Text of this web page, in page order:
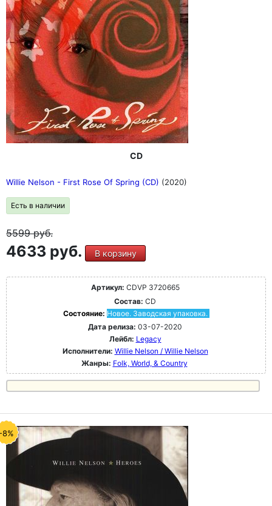
CD
Willie Nelson - First Rose Of Spring (CD) (2020)
Есть в наличии
5599руб.
4633 руб. В корзину
Артикул: CDVP 3720665
Состав: CD
Состояние: Новое. Заводская упаковка.
Дата релиза: 03-07-2020
Лейбл: Legacy
Исполнители: Willie Nelson / Willie Nelson
Жанры: Folk, World, & Country
8%